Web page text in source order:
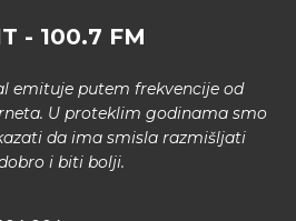
- 100.7 FM
emituje putem frekvencije od
U proteklim godinama smo
da ima smisla razmišljati
i biti bolji.